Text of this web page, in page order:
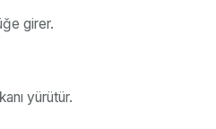
girer.
yürütür.